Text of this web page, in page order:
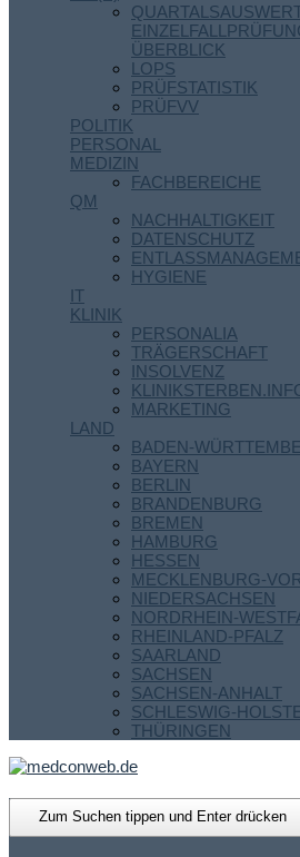
ÜBERBLICK
LOPS
PRÜFSTATISTIK
PRÜFVV
POLITIK
PERSONAL
MEDIZIN
FACHBEREICHE
QM
NACHHALTIGKEIT
DATENSCHUTZ
HYGIENE
IT
KLINIK
PERSONALIA
TRÄGERSCHAFT
INSOLVENZ
MARKETING
LAND
BADEN-
BAYERN
BERLIN
BRANDENBURG
BREMEN
HAMBURG
HESSEN
MECKLENBURG-
NIEDERSACHSEN
NORDRHEIN-
RHEINLAND-PFALZ
SAARLAND
SACHSEN
SACHSEN-ANHALT
SCHLESWIG-
THÜRINGEN